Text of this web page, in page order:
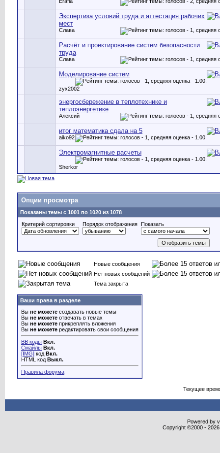
Экспертиза условий труда и аттестация рабочих
мест
Слава
Расчёт и проектирование систем безопасности
труда
Слава
Моделирование систем
zyx2002
энергосбережение в теплотехнике и
теплоэнергетике
Алексий
итог математика сдала на 5
aiko92
Электромагнитные расчеты
Sherkor
Опции просмотра
Показаны темы с 1001 по 1020 из 1078
Критерий сортировки
Порядок отображения Показать
Новые сообщения
Нет новых сообщений
Тема закрыта
Ваши права в разделе
Вы не можете создавать новые темы
Вы не можете отвечать в темах
Вы не можете прикреплять вложения
Вы не можете редактировать свои сообщения
BB коды Вкл.
Смайлы Вкл.
[IMG] код Вкл.
HTML код Выкл.
Правила форума
Текущее
Powered by
Copyright ©2000 -